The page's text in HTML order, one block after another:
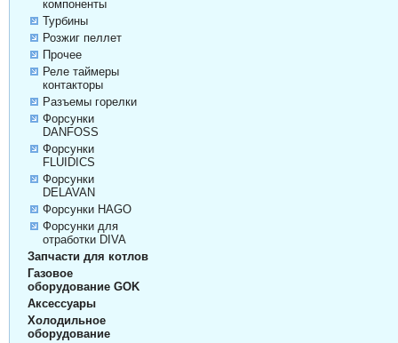
компоненты
Турбины
Розжиг пеллет
Прочее
Реле таймеры
контакторы
Разъемы горелки
Форсунки
DANFOSS
Форсунки
FLUIDICS
Форсунки
DELAVAN
Форсунки HAGO
Форсунки для
отработки DIVA
Запчасти для котлов
Газовое
оборудование GOK
Аксессуары
Холодильное
оборудование